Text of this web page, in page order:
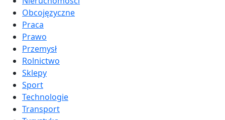
Obcojęzyczne
Praca
Prawo
Przemysł
Rolnictwo
Sklepy
Sport
Technologie
Transport